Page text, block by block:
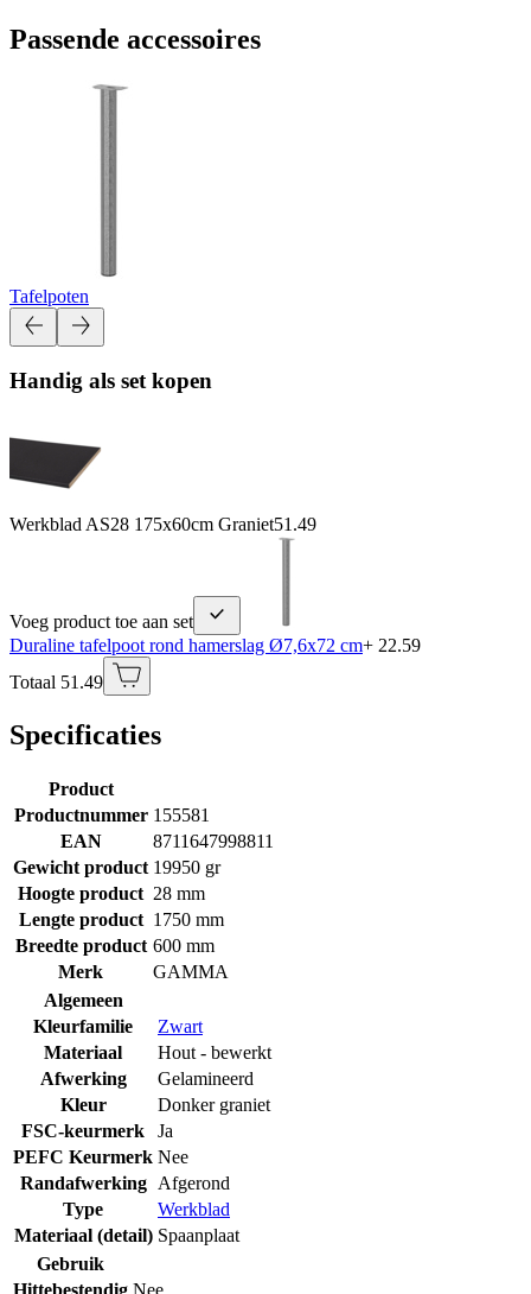
Passende accessoires
Tafelpoten
Handig als set kopen
Werkblad AS28 175x60cm Graniet51.49
Voeg product toe aan set
Duraline tafelpoot rond hamerslag Ø7,6x72 cm+ 22.59
Totaal 51.49
Specificaties
Product
Productnummer 155581
EAN
8711647998811
Gewicht product 19950 gr
Hoogte product 28 mm
Lengte product 1750 mm
Breedte product 600 mm
Merk
GAMMA
Algemeen
Kleurfamilie
Zwart
Materiaal
Hout - bewerkt
Afwerking
Gelamineerd
Kleur
Donker graniet
FSC-keurmerk
Ja
PEFC Keurmerk Nee
Randafwerking
Afgerond
Type
Werkblad
Materiaal (detail) Spaanplaat
Gebruik
Hittebestendig Nee